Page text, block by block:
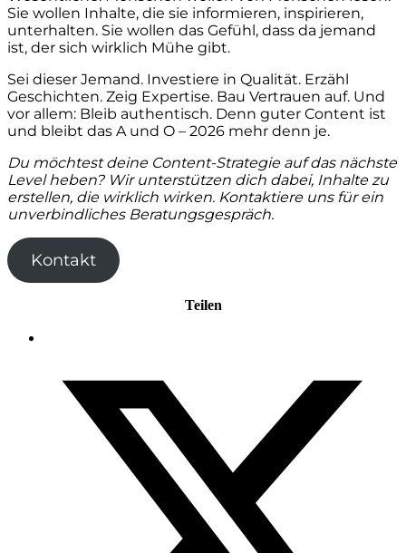
Sie wollen Inhalte, die sie informieren, inspirieren,
unterhalten. Sie wollen das Gefühl, dass da jemand
ist, der sich wirklich Mühe gibt.
Sei dieser Jemand. Investiere in Qualität. Erzähl
Geschichten. Zeig Expertise. Bau Vertrauen auf. Und
vor allem: Bleib authentisch. Denn guter Content ist
und bleibt das A und O – 2026 mehr denn je.
Du möchtest deine Content-Strategie auf das nächste
Level heben? Wir unterstützen dich dabei, Inhalte zu
erstellen, die wirklich wirken. Kontaktiere uns für ein
unverbindliches Beratungsgespräch.
Kontakt
Teilen